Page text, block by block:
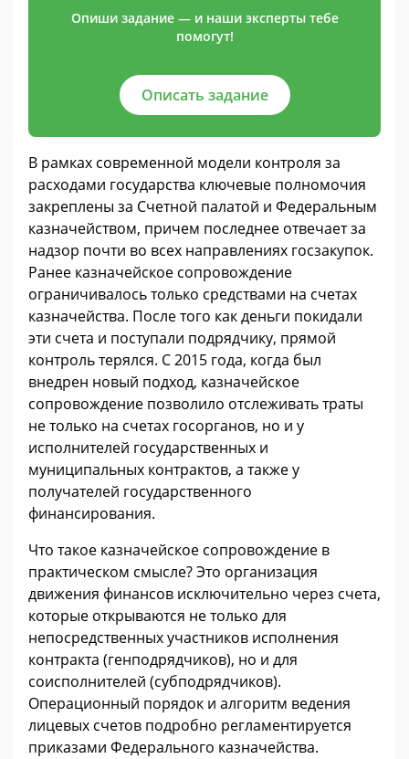
Опиши задание — и наши эксперты тебе
помогут!
Описать задание
В рамках современной модели контроля за
расходами государства ключевые полномочия
закреплены за Счетной палатой и Федеральным
казначейством, причем последнее отвечает за
надзор почти во всех направлениях госзакупок.
Ранее казначейское сопровождение
ограничивалось только средствами на счетах
казначейства. После того как деньги покидали
эти счета и поступали подрядчику, прямой
контроль терялся. С 2015 года, когда был
внедрен новый подход, казначейское
сопровождение позволило отслеживать траты
не только на счетах госорганов, но и у
исполнителей государственных и
муниципальных контрактов, а также у
получателей государственного
финансирования.
Что такое казначейское сопровождение в
практическом смысле? Это организация
движения финансов исключительно через счета,
которые открываются не только для
непосредственных участников исполнения
контракта (генподрядчиков), но и для
соисполнителей (субподрядчиков).
Операционный порядок и алгоритм ведения
лицевых счетов подробно регламентируется
приказами Федерального казначейства.